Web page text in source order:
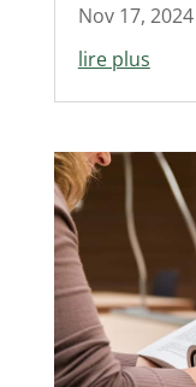
Nov 17, 2024
lire plus